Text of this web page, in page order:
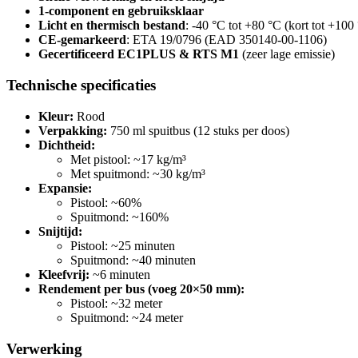
1-component en gebruiksklaar
Licht en thermisch bestand: -40 °C tot +80 °C (kort tot +100
CE-gemarkeerd: ETA 19/0796 (EAD 350140-00-1106)
Gecertificeerd EC1PLUS & RTS M1 (zeer lage emissie)
Technische specificaties
Kleur: Rood
Verpakking: 750 ml spuitbus (12 stuks per doos)
Dichtheid:
Met pistool: ~17 kg/m³
Met spuitmond: ~30 kg/m³
Expansie:
Pistool: ~60%
Spuitmond: ~160%
Snijtijd:
Pistool: ~25 minuten
Spuitmond: ~40 minuten
Kleefvrij: ~6 minuten
Rendement per bus (voeg 20×50 mm):
Pistool: ~32 meter
Spuitmond: ~24 meter
Verwerking